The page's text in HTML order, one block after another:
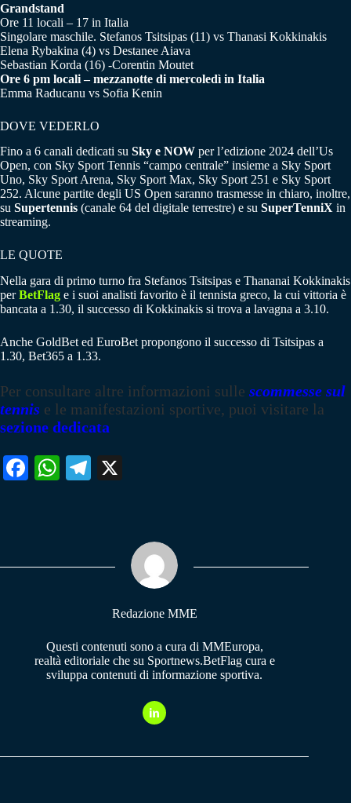
Grandstand
Ore 11 locali – 17 in Italia
Singolare maschile. Stefanos Tsitsipas (11) vs Thanasi Kokkinakis
Elena Rybakina (4) vs Destanee Aiava
Sebastian Korda (16) -Corentin Moutet
Ore 6 pm locali – mezzanotte di mercoledì in Italia
Emma Raducanu vs Sofia Kenin
DOVE VEDERLO
Fino a 6 canali dedicati su Sky e NOW per l’edizione 2024 dell’Us
Open, con Sky Sport Tennis “campo centrale” insieme a Sky Sport
Uno, Sky Sport Arena, Sky Sport Max, Sky Sport 251 e Sky Sport
252. Alcune partite degli US Open saranno trasmesse in chiaro, inoltre,
su Supertennis (canale 64 del digitale terrestre) e su SuperTenniX in
streaming.
LE QUOTE
Nella gara di primo turno fra Stefanos Tsitsipas e Thananai Kokkinakis
perBetFlag e i suoi analisti favorito è il tennista greco, la cui vittoria è
bancata a 1.30, il successo di Kokkinakis si trova a lavagna a 3.10.
Anche GoldBet ed EuroBet propongono il successo di Tsitsipas a
1.30, Bet365 a 1.33.
Per consultare altre informazioni sulle scommesse sul
tennis e le manifestazioni sportive, puoi visitare la
sezione dedicata
Fa W
pp
Te
m
Redazione MME
Questi contenuti sono a cura di MMEuropa,
realtà editoriale che su Sportnews.BetFlag cura e
sviluppa contenuti di informazione sportiva.